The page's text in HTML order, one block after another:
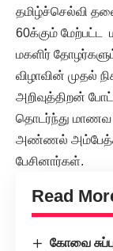
தமிழ்ச்செல்வி
60க்கும் மேற்பட்ட
மகளிர்
விழாவின் முதல்
அறிவுத்திறன்
தொடர்ந்து மாணவ
அண்ணல் அம்பேத்கர்
பேசினார்கள்.
Read
கோவை